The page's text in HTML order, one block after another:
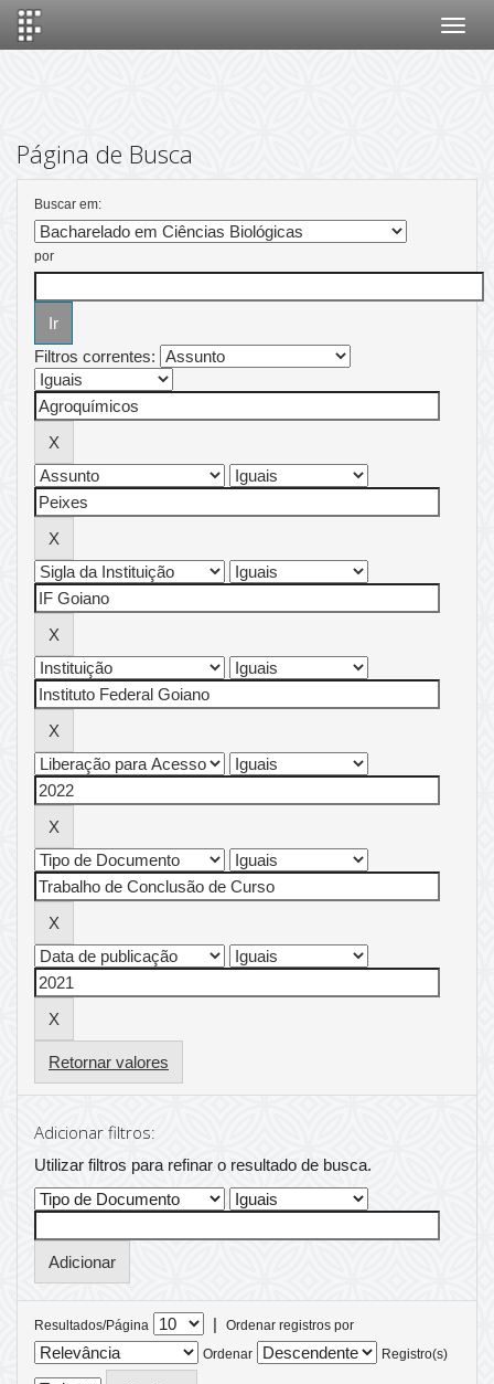
Página de Busca
Buscar em:
por
Filtros correntes:
Retornar valores
Adicionar filtros:
Utilizar filtros para refinar o resultado de busca.
Resultados/Página |
Ordenar registros por
Ordenar
Registro(s)